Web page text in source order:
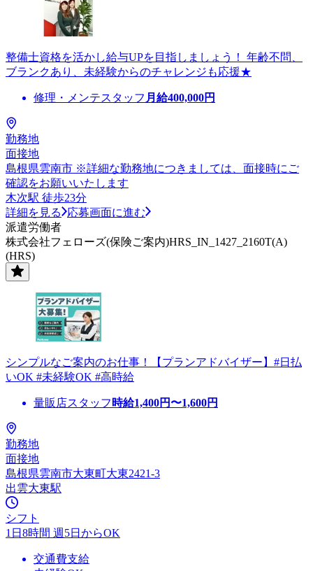
整備士資格を活かし給与UPを目指しましょう！ 年齢不問、
ブランクあり、未経験からのチャレンジも応援★
修理・メンテスタッフ 月給400,000円
勤務地
面接地
島根県雲南市 ※詳細な勤務地につきましては、面接時にご
確認をお願いいたします
木次駅 徒歩23分
詳細を見る
応募画面に進む
派遣労働者
株式会社フェローズ(保険ご案内)HRS_IN_1427_2160T(A)
(HRS)
シンプルなご案内のお仕事！【プランアドバイザー】#日払
いOK #未経験OK #高時給
量販店スタッフ 時給1,400円〜1,600円
勤務地
面接地
島根県雲南市大東町大東2421-3
出雲大東駅
シフト
1日8時間 週5日からOK
交通費支給